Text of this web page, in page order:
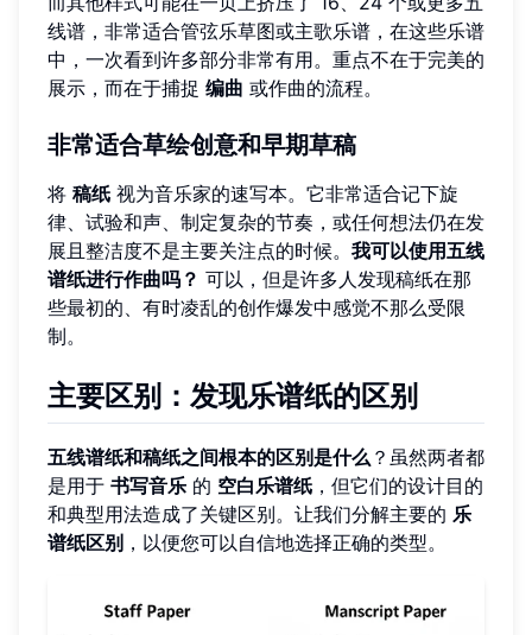
线谱，非常适合管弦乐草图或主歌乐谱，在这些乐谱
中，一次看到许多部分非常有用。重点不在于完美的
展示，而在于捕捉 编曲 或作曲的流程。
非常适合草绘创意和早期草稿
将 稿纸 视为音乐家的速写本。它非常适合记下旋
律、试验和声、制定复杂的节奏，或任何想法仍在发
展且整洁度不是主要关注点的时候。 我可以使用五线
谱纸进行作曲吗？ 可以，但是许多人发现稿纸在那
些最初的、有时凌乱的创作爆发中感觉不那么受限
制。
主要区别：发现乐谱纸的区别
五线谱纸和稿纸之间根本的区别是什么 ？虽然两者都
是用于 书写音乐 的 空白乐谱纸 ，但它们的设计目的
和典型用法造成了关键区别。让我们分解主要的 乐
谱纸区别 ，以便您可以自信地选择正确的类型。